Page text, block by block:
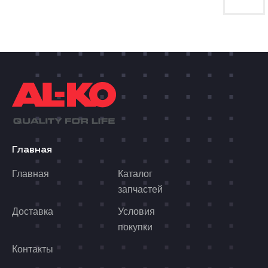
Главная
Главная
Каталог
запчастей
Доставка
Условия
покупки
Контакты